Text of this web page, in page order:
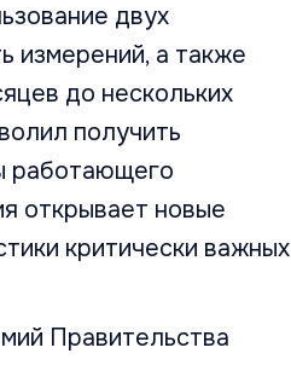
двух
измерений, а также
до нескольких
получить
работающего
открывает новые
критически важных
Правительства